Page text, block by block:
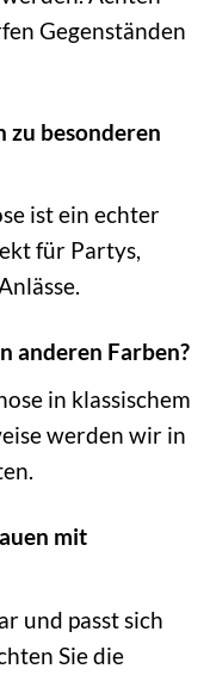
Gegenständen
zu besonderen
ist ein echter
für Partys,
anderen Farben?
in klassischem
werden wir in
mit
und passt sich
Sie die